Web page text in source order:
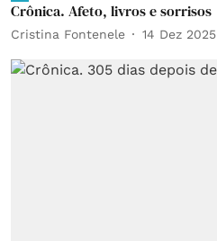
Crônica. Afeto, livros e sorrisos
Cristina Fontenele 14 Dez 2025